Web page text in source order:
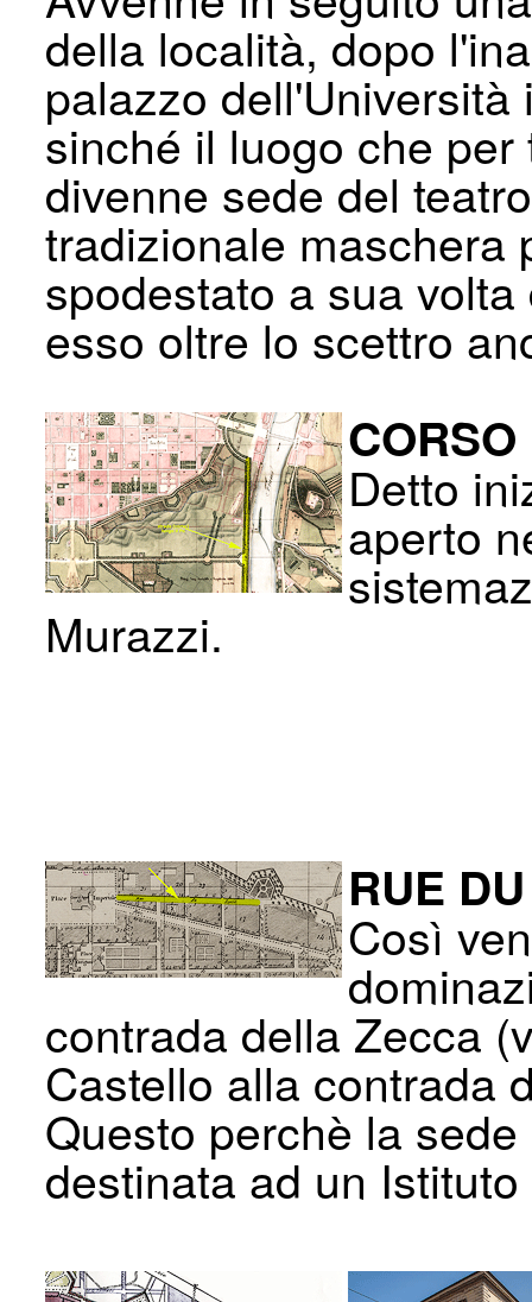
della località, dopo
palazzo
sinché il luogo che
divenne sede del
tradizionale maschera
spodestato a sua
esso oltre lo scettro
Detto
aperto
Murazzi.
RUE
Così
contrada della Zecca
Castello alla contrada
Questo perchè la
destinata ad un